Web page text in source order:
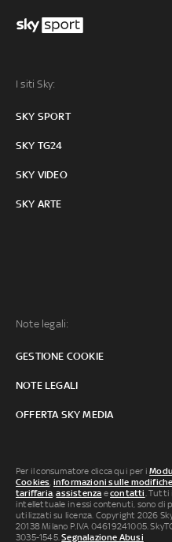
I siti Sky:
SKY SPORT
SKY TG24
SKY VIDEO
SKY ARTE
Note legali:
GESTIONE COOKIE
NOTE LEGALI
OFFERTA SKY MEDIA
Per il consumatore clicca qui per i
Cookies, informazioni sulle
tariffaria,assistenza econtatti. Tutti
intellettuale in essi contenuti, sono di
utilizzati su licenza. Copyright 2026
20138 Milano P.IVA 04619241005.
3035-1545.Segnalazione Abusi